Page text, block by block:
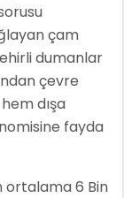
çam
dumanlar
çevre
dışa
fayda
ortalama 6 Bin